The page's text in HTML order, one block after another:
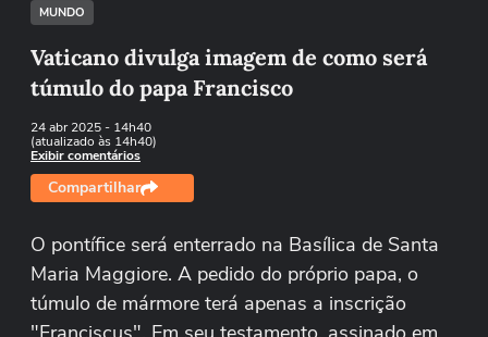
MUNDO
Vaticano divulga imagem de como será
túmulo do papa Francisco
24 abr 2025- 14h40
(atualizado às 14h40)
Exibir comentários
Compartilhar
O pontífice será enterrado na Basílica de Santa
Maria Maggiore. A pedido do próprio papa, o
túmulo de mármore terá apenas a inscrição